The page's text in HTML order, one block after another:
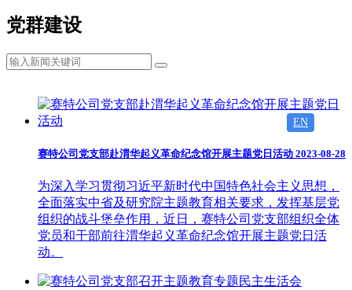
EN
党群建设
赛特公司党支部赴渭华起义革命纪念馆开展主题党日活动 2023-08-28
为深入学习贯彻习近平新时代中国特色社会主义思想，
全面落实中省及研究院主题教育相关要求，发挥基层党
组织的战斗堡垒作用，近日，赛特公司党支部组织全体
党员和干部前往渭华起义革命纪念馆开展主题党日活
动。